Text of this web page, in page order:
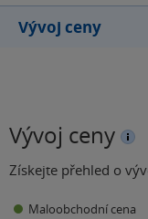
Vývoj ceny
Vývoj ceny
Získejte přehled o
Maloobchodní cena